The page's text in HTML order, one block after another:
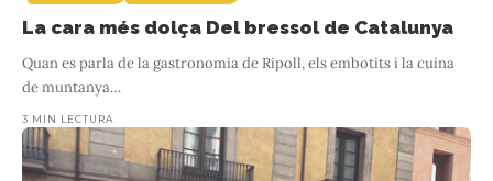
La cara més dolça Del bressol de Catalunya
Quan es parla de la gastronomia de Ripoll, els embotits i la cuina
de muntanya…
3 MIN LECTURA